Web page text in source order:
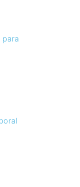
para